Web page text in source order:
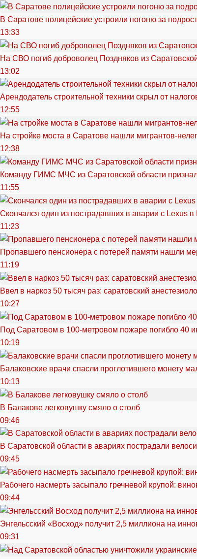
В Саратове полицейские устроили погоню за
13:33
На СВО погиб доброволец Поздняков из
13:02
Арендодатель строительной техники скрыл от
12:55
На стройке моста в Саратове нашли мигрантов-
12:38
Команду ГИМС МЧС из Саратовской области
11:55
Скончался один из пострадавших в аварии c Lexus в
11:23
Пропавшего пенсионера с потерей памяти нашли
11:19
Ввел в наркоз 50 тысяч раз: саратовский
10:27
Под Саратовом в 100-метровом пожаре погибло 40
10:19
Балаковские врачи спасли проглотившего монету
10:13
В Балакове легковушку смяло о столб
09:46
В Саратовской области в авариях пострадали
09:45
Рабочего насмерть засыпало гречневой крупой:
09:44
Энгельсский «Восход» получит 2,5 миллиона на
09:31